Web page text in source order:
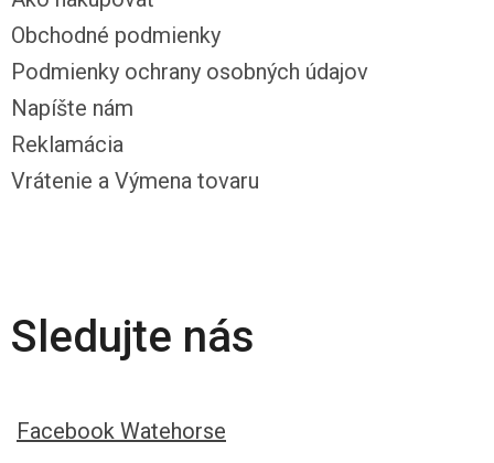
Obchodné podmienky
Podmienky ochrany osobných údajov
Napíšte nám
Reklamácia
Vrátenie a Výmena tovaru
Sledujte nás
Facebook Watehorse